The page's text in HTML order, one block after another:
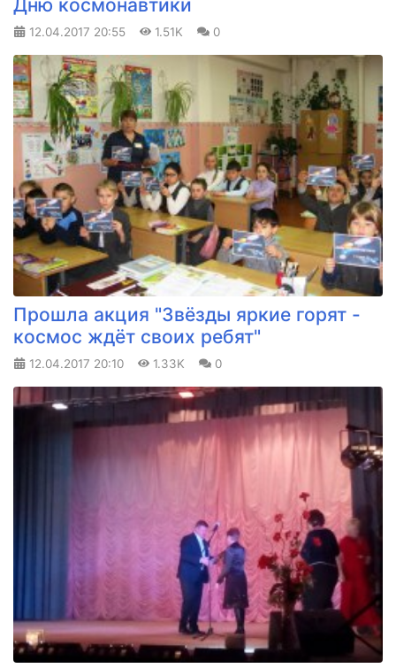
Дню космонавтики
12.04.2017 20:55 1.51K 0
Прошла акция "Звёзды яркие горят -
космос ждёт своих ребят"
12.04.2017 20:10 1.33K 0